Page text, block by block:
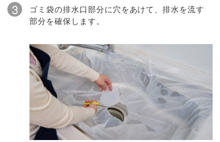
3
ゴミ袋の排水口部分に穴をあけて、排水を流す
部分を確保します。